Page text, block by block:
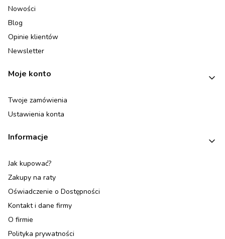
Nowości
Blog
Opinie klientów
Newsletter
Moje konto
Twoje zamówienia
Ustawienia konta
Informacje
Jak kupować?
Zakupy na raty
Oświadczenie o Dostępności
Kontakt i dane firmy
O firmie
Polityka prywatności